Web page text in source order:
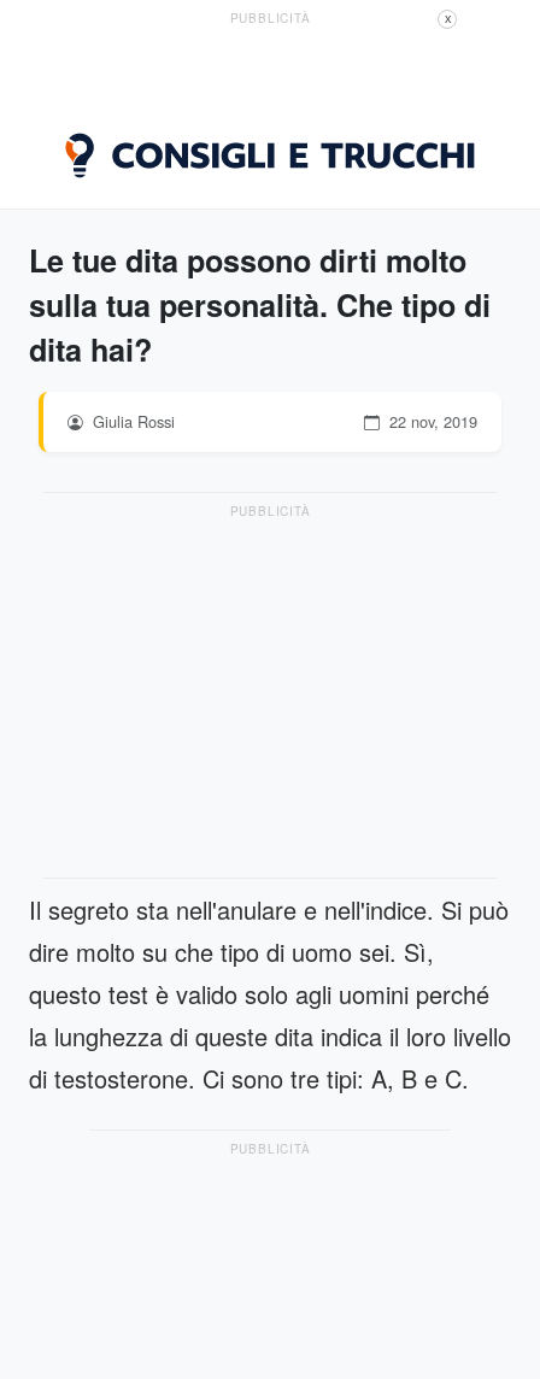
PUBBLICITÀ X
Le tue dita possono dirti molto
sulla tua personalità. Che tipo di
dita hai?
Giulia Rossi 22 nov, 2019
PUBBLICITÀ
Il segreto sta nell'anulare e nell'indice. Si può
dire molto su che tipo di uomo sei. Sì,
questo test è valido solo agli uomini perché
la lunghezza di queste dita indica il loro livello
di testosterone. Ci sono tre tipi: A, B e C.
PUBBLICITÀ